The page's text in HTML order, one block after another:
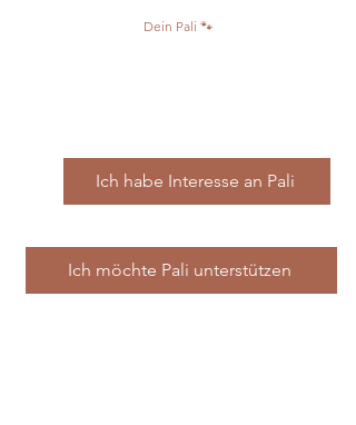
Dein Pali 🐾
Ich möchte Pali unterstützen
Ich habe Interesse an Pali